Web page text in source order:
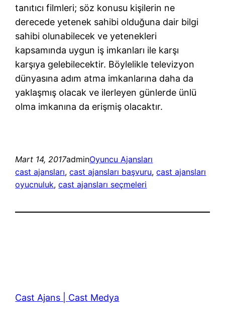
tanıtıcı filmleri; söz konusu kişilerin ne
derecede yetenek sahibi olduğuna dair bilgi
sahibi olunabilecek ve yetenekleri
kapsamında uygun iş imkanları ile karşı
karşıya gelebilecektir. Böylelikle televizyon
dünyasına adım atma imkanlarına daha da
yaklaşmış olacak ve ilerleyen günlerde ünlü
olma imkanına da erişmiş olacaktır.
Mart 14, 2017adminOyuncu Ajansları
cast ajansları, cast ajansları başvuru, cast ajansları
oyucnuluk, cast ajansları seçmeleri
Cast Ajans | Cast Medya